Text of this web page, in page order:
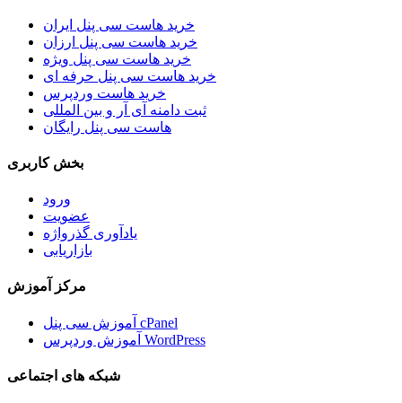
خرید هاست سی پنل ایران
خرید هاست سی پنل ارزان
خرید هاست سی پنل ویژه
خرید هاست سی پنل حرفه ای
خرید هاست وردپرس
ثبت دامنه آی آر و بین المللی
هاست سی پنل رایگان
بخش کاربری
ورود
عضویت
یادآوری گذرواژه
بازاریابی
مرکز آموزش
آموزش سی پنل cPanel
آموزش وردپرس WordPress
شبکه های اجتماعی